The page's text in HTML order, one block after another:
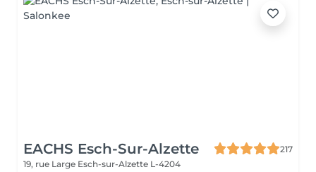
EACHS Esch-Sur-Alzette
217
19, rue Large Esch-sur-Alzette L-4204